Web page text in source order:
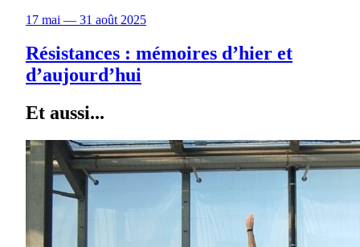
17 mai — 31 août 2025
Résistances : mémoires d’hier et
d’aujourd’hui
Et aussi...